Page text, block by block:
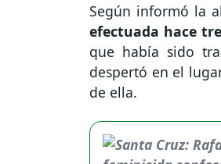
Según informó la
efectuada hace
que había sido
despertó en el
de ella.